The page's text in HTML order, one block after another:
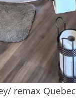
remax Quebec